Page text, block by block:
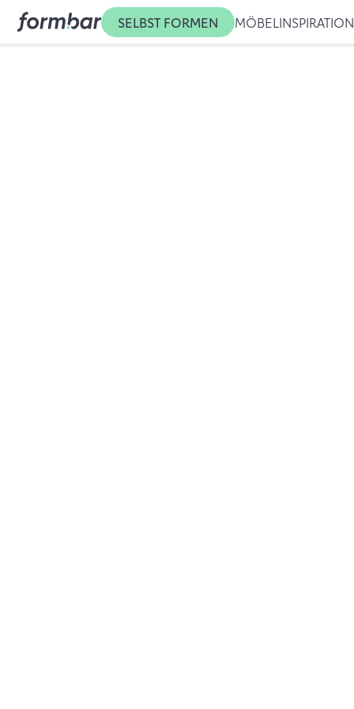
SELBST FORMEN MÖBEL INSPIRATION